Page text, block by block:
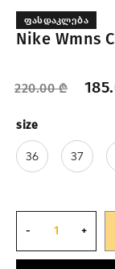
ᲤᲐᲡᲓᲐᲙᲚᲔᲑᲐ
Nike Wmns
220.00₾
size
36 37